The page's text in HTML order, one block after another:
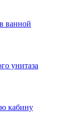
ванной
унитаза
кабину